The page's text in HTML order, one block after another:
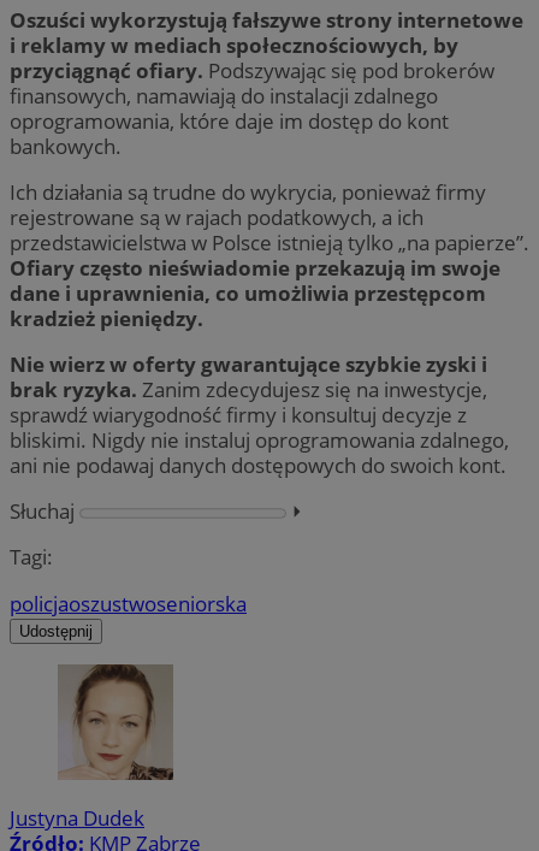
Oszuści wykorzystują fałszywe strony internetowe
i reklamy w mediach społecznościowych, by
przyciągnąć ofiary. Podszywając się pod brokerów
finansowych, namawiają do instalacji zdalnego
oprogramowania, które daje im dostęp do kont
bankowych.
Ich działania są trudne do wykrycia, ponieważ firmy
rejestrowane są w rajach podatkowych, a ich
przedstawicielstwa w Polsce istnieją tylko „na papierze”.
Ofiary często nieświadomie przekazują im swoje
dane i uprawnienia, co umożliwia przestępcom
kradzież pieniędzy.
Nie wierz w oferty gwarantujące szybkie zyski i
brak ryzyka. Zanim zdecydujesz się na inwestycje,
sprawdź wiarygodność firmy i konsultuj decyzje z
bliskimi. Nigdy nie instaluj oprogramowania zdalnego,
ani nie podawaj danych dostępowych do swoich kont.
Słuchaj
⏵︎
Tagi:
policjaoszustwoseniorska
Udostępnij
Justyna Dudek
Źródło: KMP Zabrze